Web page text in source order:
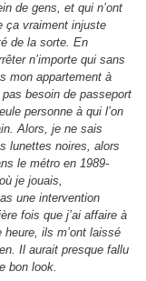
de gens, et qui n’ont
ça vraiment injuste
de la sorte. En
n’importe qui sans
mon appartement à
besoin de passeport
personne à qui l’on
Alors, je ne sais
lunettes noires, alors
le métro en 1989-
je jouais,
une intervention
fois que j’ai affaire à
heure, ils m’ont laissé
Il aurait presque fallu
bon look.